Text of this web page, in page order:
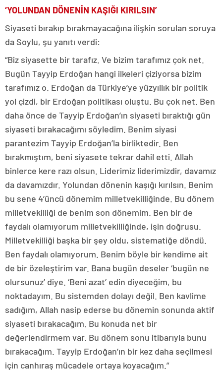
‘YOLUNDAN DÖNENİN KAŞIĞI KIRILSIN’
Siyaseti bırakıp bırakmayacağına ilişkin sorulan soruya
da Soylu, şu yanıtı verdi:
“Biz siyasette bir tarafız. Ve bizim tarafımız çok net.
Bugün Tayyip Erdoğan hangi ilkeleri çiziyorsa bizim
tarafımız o. Erdoğan da Türkiye’ye yüzyıllık bir politik
yol çizdi, bir Erdoğan politikası oluştu. Bu çok net. Ben
daha önce de Tayyip Erdoğan’ın siyaseti bıraktığı gün
siyaseti bırakacağımı söyledim. Benim siyasi
parantezim Tayyip Erdoğan’la birliktedir. Ben
bırakmıştım, beni siyasete tekrar dahil etti. Allah
binlerce kere razı olsun. Liderimiz liderimizdir, davamız
da davamızdır. Yolundan dönenin kaşığı kırılsın. Benim
bu sene 4’üncü dönemim milletvekilliğinde. Bu dönem
milletvekilliği de benim son dönemim. Ben bir de
faydalı olamıyorum milletvekilliğinde, işin doğrusu.
Milletvekilliği başka bir şey oldu, sistematiğe döndü.
Ben faydalı olamıyorum. Benim böyle bir kendime ait
de bir özeleştirim var. Bana bugün deseler ‘bugün ne
olursunuz’ diye. ‘Beni azat’ edin diyeceğim, bu
noktadayım. Bu sistemden dolayı değil. Ben kavlime
sadığım, Allah nasip ederse bu dönemin sonunda aktif
siyaseti bırakacağım. Bu konuda net bir
değerlendirmem var. Bu dönem sonu itibarıyla bunu
bırakacağım. Tayyip Erdoğan’ın bir kez daha seçilmesi
için canhıraş mücadele ortaya koyacağım.”